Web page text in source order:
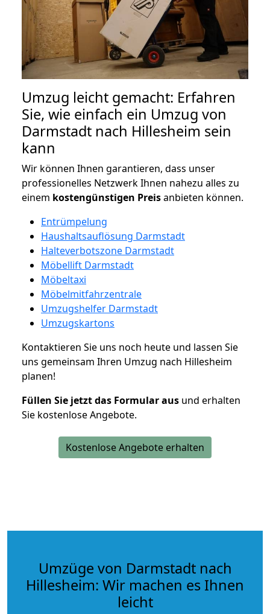
Umzug leicht gemacht: Erfahren
Sie, wie einfach ein Umzug von
Darmstadt nach Hillesheim sein
kann
Wir können Ihnen garantieren, dass unser
professionelles Netzwerk Ihnen nahezu alles zu
einem kostengünstigen Preisanbieten können.
Entrümpelung
Haushaltsauflösung Darmstadt
Halteverbotszone Darmstadt
Möbellift Darmstadt
Möbeltaxi
Möbelmitfahrzentrale
Umzugshelfer Darmstadt
Umzugskartons
Kontaktieren Sie uns noch heute und lassen Sie
uns gemeinsam Ihren Umzug nach Hillesheim
planen!
Füllen Sie jetzt das Formular aus und erhalten
Sie kostenlose Angebote.
Kostenlose Angebote erhalten
Umzüge von Darmstadt nach
Hillesheim: Wir machen es Ihnen
leicht